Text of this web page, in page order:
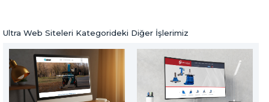
Ultra Web Siteleri Kategorideki Diğer İşlerimiz